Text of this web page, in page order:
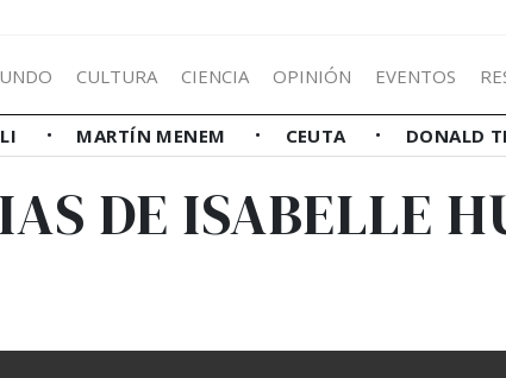
CULTURA CIENCIA OPINIÓN EVENTOS
MARTÍN MENEM CEUTA DONALD
DE ISABELLE